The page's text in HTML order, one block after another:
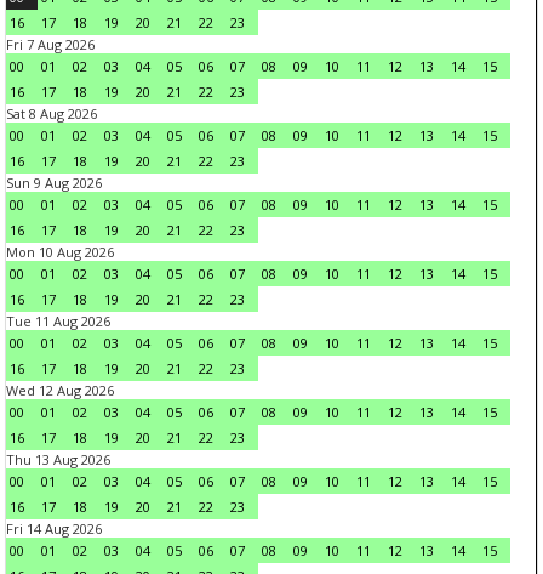
16
17 18 19 20 21 22
23
Fri 7 Aug 2026
00
01 02 03 04 05 06 07 08 09 10 11 12 13 14
15
16
17 18 19 20 21 22
23
Sat 8 Aug 2026
00
01 02 03 04 05 06 07 08 09 10 11 12 13 14
15
16
17 18 19 20 21 22
23
Sun 9 Aug 2026
00
01 02 03 04 05 06 07 08 09 10 11 12 13 14
15
16
17 18 19 20 21 22
23
Mon 10 Aug 2026
00
01 02 03 04 05 06 07 08 09 10 11 12 13 14
15
16
17 18 19 20 21 22
23
Tue 11 Aug 2026
00
01 02 03 04 05 06 07 08 09 10 11 12 13 14
15
16
17 18 19 20 21 22
23
Wed 12 Aug 2026
00
01 02 03 04 05 06 07 08 09 10 11 12 13 14
15
16
17 18 19 20 21 22
23
Thu 13 Aug 2026
00
01 02 03 04 05 06 07 08 09 10 11 12 13 14
15
16
17 18 19 20 21 22
23
Fri 14 Aug 2026
00
01 02 03 04 05 06 07 08 09 10 11 12 13 14
15